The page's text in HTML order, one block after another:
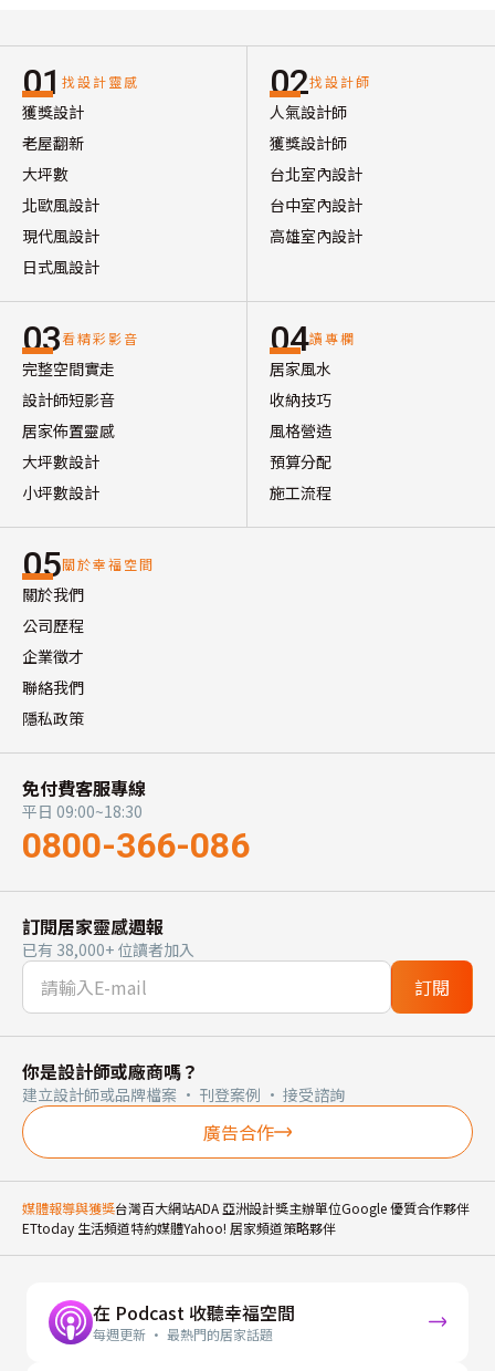
01 找設計靈感
獲獎設計
老屋翻新
大坪數
北歐風設計
現代風設計
日式風設計
02找設計師
人氣設計師
獲獎設計師
台北室內設計
台中室內設計
高雄室內設計
03看精彩影音
完整空間實走
設計師短影音
居家佈置靈感
大坪數設計
小坪數設計
04讀專欄
居家風水
收納技巧
風格營造
預算分配
施工流程
05關於幸福空間
關於我們
公司歷程
企業徵才
聯絡我們
隱私政策
免付費客服專線
平日 09:00~18:30
0800-366-086
訂閱居家靈感週報
已有 38,000+ 位讀者加入
訂閱
你是設計師或廠商嗎？
建立設計師或品牌檔案 · 刊登案例 · 接受諮詢
廣告合作
媒體報導與獲獎台灣百大網站ADA 亞洲設計獎主辦單位Google 優質合作夥伴
ETtoday 生活頻道特約媒體Yahoo! 居家頻道策略夥伴
在 Podcast 收聽幸福空間
每週更新 · 最熱門的居家話題